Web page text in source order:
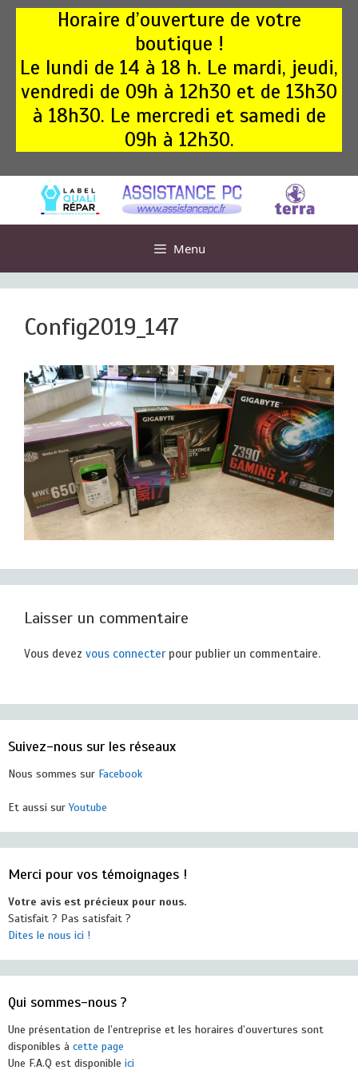
Aller
Horaire d’ouverture de votre
boutique !
Le lundi de 14 à 18 h. Le mardi, jeudi,
vendredi de 09h à 12h30 et de 13h30
à 18h30. Le mercredi et samedi de
09h à 12h30.
Menu
Config2019_147
Laisser un commentaire
Vous devez vous connecterpour publier un commentaire.
Suivez-nous sur les réseaux
Nous sommes sur Facebook
Et aussi surYoutube
Merci pour vos témoignages !
Votre avis est précieux pour nous.
Satisfait ? Pas satisfait ?
Dites le nous ici !
Qui sommes-nous ?
Une présentation de l’entreprise et les horaires d’ouvertures sont
disponibles à cette page
Une F.A.Q est disponible ici